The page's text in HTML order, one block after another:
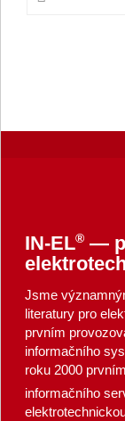
IN-EL®—
Jsme
literatury pro
prvním
informačního
roku 2000
informačního